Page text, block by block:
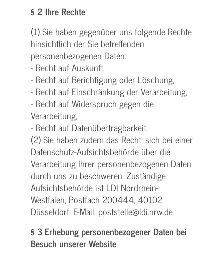
§ 2 Ihre Rechte
(1) Sie haben gegenüber uns folgende Rechte
hinsichtlich der Sie betreffenden
personenbezogenen Daten:
- Recht auf Auskunft,
- Recht auf Berichtigung oder Löschung,
- Recht auf Einschränkung der Verarbeitung,
- Recht auf Widerspruch gegen die
Verarbeitung,
- Recht auf Datenübertragbarkeit.
(2) Sie haben zudem das Recht, sich bei einer
Datenschutz-Aufsichtsbehörde über die
Verarbeitung Ihrer personenbezogenen Daten
durch uns zu beschweren. Zuständige
Aufsichtsbehörde ist LDI Nordrhein-
Westfalen, Postfach 200444, 40102
Düsseldorf, E-Mail: poststelle@ldi.nrw.de
§ 3 Erhebung personenbezogener Daten bei
Besuch unserer Website